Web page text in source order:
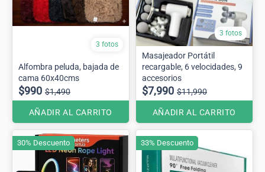
3 fotos
Alfombra peluda, bajada de
cama 60x40cms
$990 $1,490
AÑADIR AL CARRITO
3 fotos
Masajeador Portátil
recargable, 6 velocidades, 9
accesorios
$7,990 $11,990
AÑADIR AL CARRITO
30% Descuento 33% Descuento